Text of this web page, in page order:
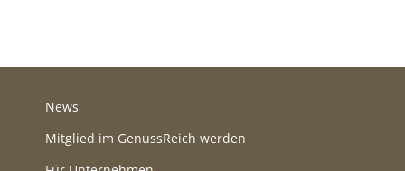
News
Mitglied im GenussReich werden